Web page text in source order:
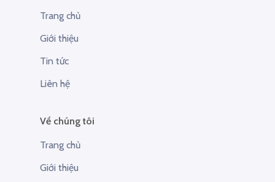
Trang chủ
Giới thiệu
Tin tức
Liên hệ
Về chúng tôi
Trang chủ
Giới thiệu